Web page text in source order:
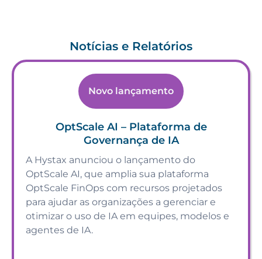
Notícias e Relatórios
Novo lançamento
OptScale AI – Plataforma de
Governança de IA
A Hystax anunciou o lançamento do
OptScale AI, que amplia sua plataforma
OptScale FinOps com recursos projetados
para ajudar as organizações a gerenciar e
otimizar o uso de IA em equipes, modelos e
agentes de IA.